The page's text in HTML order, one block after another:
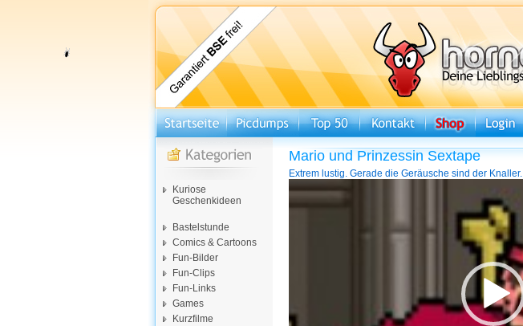
Kuriose
Geschenkideen
Bastelstunde
Comics & Cartoons
Fun-Bilder
Fun-Clips
Fun-Links
Games
Kurzfilme
Mario und Prinzessin Sextape
Extrem lustig. Gerade die Geräusche sind der Knaller.
Video-